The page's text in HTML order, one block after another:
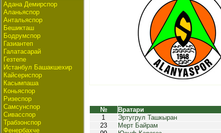
Адана Демирспор
Аланьяспор
Антальяспор
Бешикташ
Бодрумспор
Газиантеп
Галатасарай
Гезтепе
Истанбул Башакшехир
Кайсериспор
Касымпаша
Коньяспор
Ризеспор
Самсунспор
Сивасспор
Трабзонспор
Фенербахче
№
Вратари
1
Эртугрул Ташкыран
23
Мерт Байрам